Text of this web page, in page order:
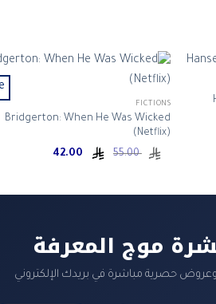
FICTIONS
Bridgerton: When He Was Wicked
(Netflix)
55.00
Original
price
موج المعرفة
حصرية مباشرة في بريدك الإلكتروني